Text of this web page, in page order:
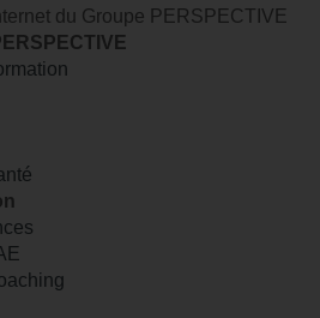
du Groupe PERSPECTIVE